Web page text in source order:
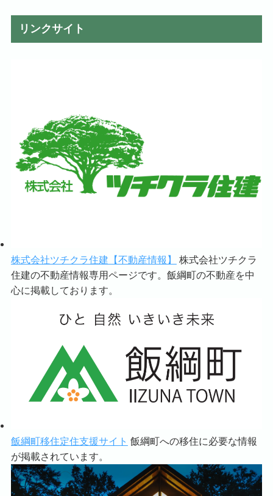
リンクサイト
株式会社ツチクラ住建【不動産情報】
株式会社ツチクラ
住建の不動産情報専用ページです。飯綱町の不動産を中
心に掲載しております。
飯綱町移住定住支援サイト 飯綱町への移住に必要な情報
が掲載されています。